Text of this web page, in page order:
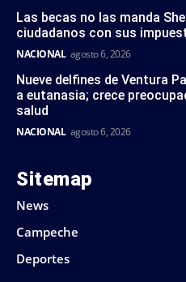
Las becas no las manda
ciudadanos con sus
NACIONAL agosto 6, 2026
Nueve delfines de Ventura
a eutanasia; crece
salud
NACIONAL agosto 6, 2026
Sitemap
News
Campeche
Deportes